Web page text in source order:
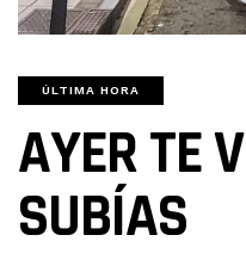
ÚLTIMA HORA
AYER TE
SUBÍAS